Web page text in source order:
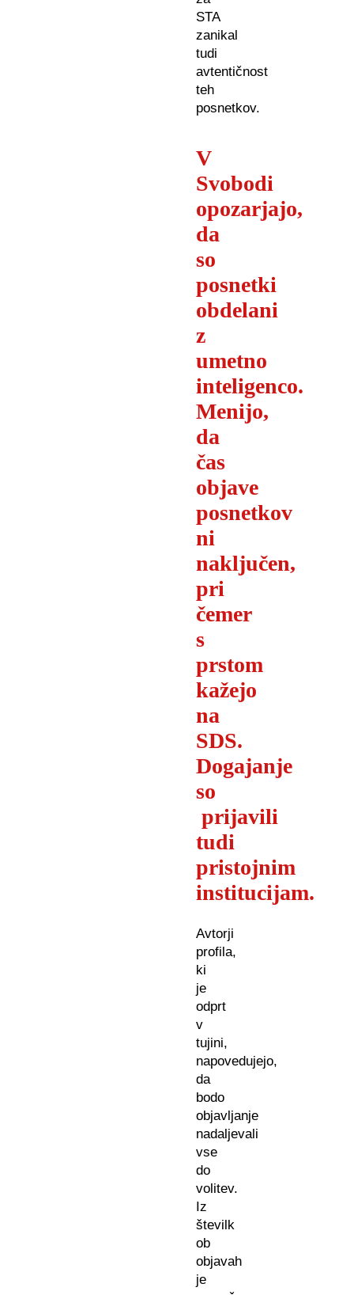
STA
zanikal
tudi
avtentičnost
teh
posnetkov.
V
Svobodi
opozarjajo,
da
so
posnetki
obdelani
z
umetno
inteligenco.
Menijo,
da
čas
objave
posnetkov
ni
naključen,
pri
čemer
s
prstom
kažejo
na
SDS.
Dogajanje
so
prijavili
tudi
pristojnim
institucijam.
Avtorji
profila,
ki
je
odprt
v
tujini,
napovedujejo,
da
bodo
objavljanje
nadaljevali
vse
do
volitev.
Iz
številk
ob
objavah
je